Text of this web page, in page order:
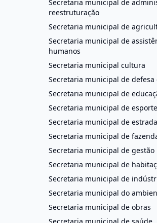
Secretaria municipal de
reestruturação
Secretaria municipal de
Secretaria municipal de
humanos
Secretaria municipal cultura
Secretaria municipal de defesa
Secretaria municipal de
Secretaria municipal de
Secretaria municipal de
Secretaria municipal de
Secretaria municipal de
Secretaria municipal de
Secretaria municipal de
Secretaria municipal do
Secretaria municipal de obras